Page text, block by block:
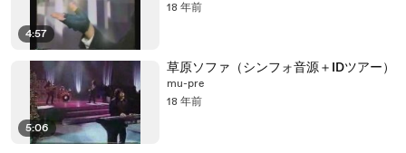
4:57
18 年前
5:06
草原ソファ（シンフォ音源＋IDツアー）
mu-pre
18 年前